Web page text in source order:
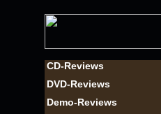
CD-Reviews
DVD-Reviews
Demo-Reviews